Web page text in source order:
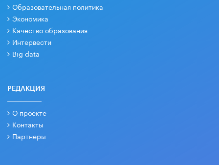
Образовательная политика
Экономика
Качество образования
Интервести
Big data
РЕДАКЦИЯ
О проекте
Контакты
Партнеры